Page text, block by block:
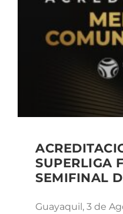
SUPERLIGA
SEMIFINAL
Guayaquil, 3 de